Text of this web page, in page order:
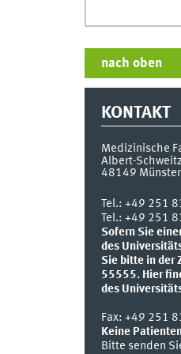
nach oben
KONTAKT
Medizinische
Albert-
48149 Münster
Tel.: +49 251
Tel.: +49 251
Sofern Sie
des
Sie bitte in der
55555. Hier
des
Fax: +49 251
Keine
Bitte senden